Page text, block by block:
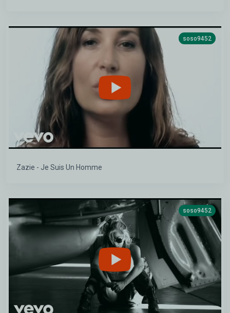
soso9452
Zazie - Je Suis Un Homme
soso9452